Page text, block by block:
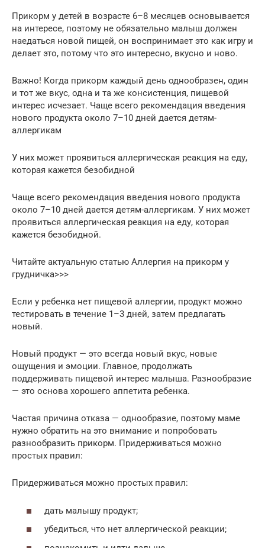
Прикорм у детей в возрасте 6–8 месяцев основывается
на интересе, поэтому не обязательно малыш должен
наедаться новой пищей, он воспринимает это как игру и
делает это, потому что это интересно, вкусно и ново.
Важно! Когда прикорм каждый день однообразен, один
и тот же вкус, одна и та же консистенция, пищевой
интерес исчезает. Чаще всего рекомендация введения
нового продукта около 7–10 дней дается детям-
аллергикам
У них может проявиться аллергическая реакция на еду,
которая кажется безобидной
Чаще всего рекомендация введения нового продукта
около 7–10 дней дается детям-аллергикам. У них может
проявиться аллергическая реакция на еду, которая
кажется безобидной.
Читайте актуальную статью Аллергия на прикорм у
грудничка>>>
Если у ребенка нет пищевой аллергии, продукт можно
тестировать в течение 1–3 дней, затем предлагать
новый.
Новый продукт — это всегда новый вкус, новые
ощущения и эмоции. Главное, продолжать
поддерживать пищевой интерес малыша. Разнообразие
— это основа хорошего аппетита ребенка.
Частая причина отказа — однообразие, поэтому маме
нужно обратить на это внимание и попробовать
разнообразить прикорм. Придерживаться можно
простых правил:
Придерживаться можно простых правил:
дать малышу продукт;
убедиться, что нет аллергической реакции;